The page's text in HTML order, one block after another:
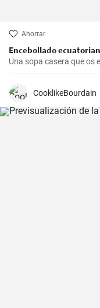
Ahorrar
Encebollado
Una sopa casera que os
CooklikeBourdain